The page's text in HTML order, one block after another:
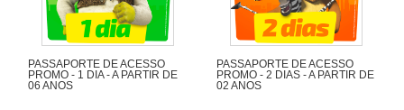
PASSAPORTE DE ACESSO
PROMO - 1 DIA - A PARTIR DE
06 ANOS
PASSAPORTE DE ACESSO
PROMO - 2 DIAS - A PARTIR DE
02 ANOS